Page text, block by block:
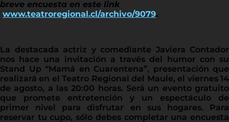
breve encuesta en este link
www.teatroregional.cl/archivo/9079.
La destacada actriz y comediante Javiera Contador
nos hace una invitación a través del humor con su
Stand Up “Mamá en Cuarentena”, presentación que
realizará en el Teatro Regional del Maule, el viernes 14
de agosto, a las 20:00 horas. Será un evento gratuito
que promete entretención y un espectáculo de
primer nivel para disfrutar en sus hogares. Para
reservar tu cupo, sólo debes completar una encuesta